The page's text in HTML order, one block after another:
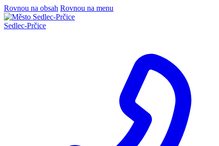
Rovnou na obsah Rovnou na menu
Sedlec-Prčice